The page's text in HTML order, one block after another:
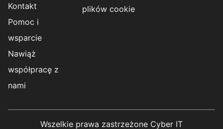
Kontakt
Pomoc i
wsparcie
Nawiąż
współpracę z
nami
plików cookie
Wszelkie prawa zastrzeżone Cyber IT